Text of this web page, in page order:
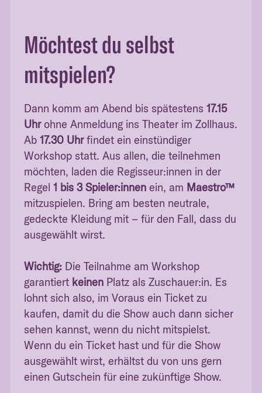
Möchtest du selbst
mitspielen?
Dann komm am Abend bis spätestens17.15
Uhrohne Anmeldung ins Theater im Zollhaus.
Ab17.30 Uhrfindet ein einstündiger
Workshop statt. Aus allen, die teilnehmen
möchten, laden die Regisseur:innen in der
Regel1 bis 3 Spieler:innen ein, am Maestro™
mitzuspielen. Bring am besten neutrale,
gedeckte Kleidung mit – für den Fall, dass du
ausgewählt wirst.
Wichtig: Die Teilnahme am Workshop
garantiert keinen Platz als Zuschauer:in. Es
lohnt sich also, im Voraus ein Ticket zu
kaufen, damit du die Show auch dann sicher
sehen kannst, wenn du nicht mitspielst.
Wenn du ein Ticket hast und für die Show
ausgewählt wirst, erhältst du von uns gern
einen Gutschein für eine zukünftige Show.